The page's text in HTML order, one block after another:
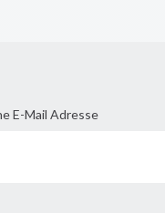
E-Mail Adresse